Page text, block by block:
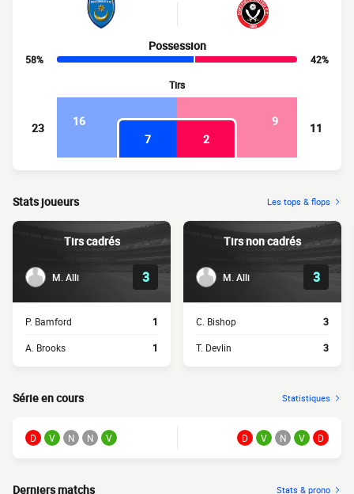
Possession
58%
42%
Tirs
23 16
9
7
2
11
Stats joueurs Les tops & flops
Tirs cadrés
M. Alli 3
P. Bamford 1
A. Brooks 1
Tirs non cadrés
M. Alli 3
C. Bishop 3
T. Devlin 3
Série en cours Statistiques
D V N N V D V N V D
Derniers matchs Stats & prono